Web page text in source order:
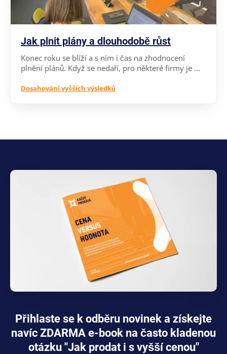
Jak plnit plány a dlouhodobě růst
Konec roku se blíží a s ním i čas na zhodnocení
plnění plánů. Když se nedaří, pro některé firmy je ...
Dosahování vyšších výsledků
Přihlaste se k odběru novinek a získejte
navíc ZDARMA e-book na často kladenou
otázku "Jak prodat i s vyšší cenou"